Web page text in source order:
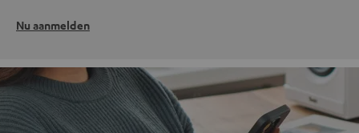
Nu aanmelden